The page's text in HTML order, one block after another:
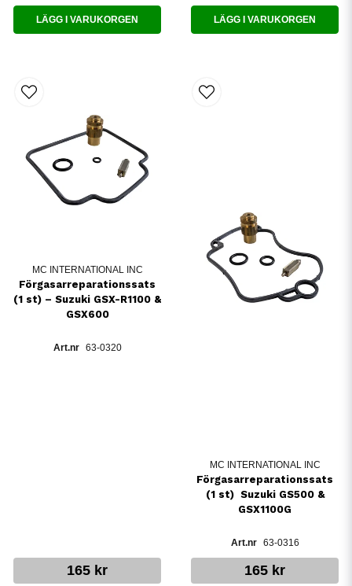
LÄGG I VARUKORGEN LÄGG I VARUKORGEN
MC INTERNATIONAL INC
Förgasarreparationssats
(1 st) – Suzuki GSX-R1100 &
GSX600
63-0320
165 kr
MC INTERNATIONAL INC
Förgasarreparationssats
(1 st)  Suzuki GS500 &
GSX1100G
63-0316
165 kr